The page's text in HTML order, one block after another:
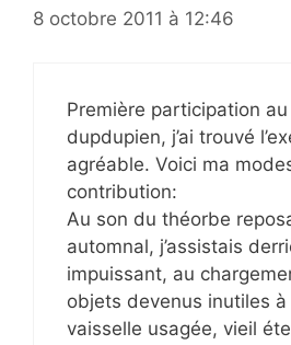
8 octobre 2011 à 12:46
Première participation
dupdupien, j’ai trouvé
agréable. Voici ma
contribution:
Au son du théorbe
automnal, j’assistais
impuissant, au
objets devenus inutiles à
vaisselle usagée, vieil